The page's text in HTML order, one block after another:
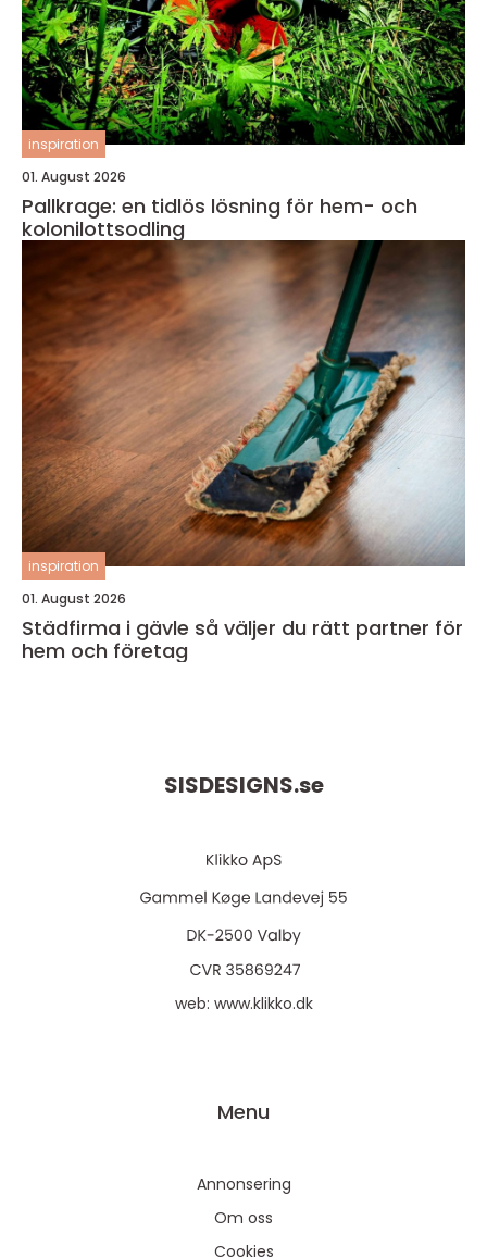
inspiration
01. August 2026
Pallkrage: en tidlös lösning för hem- och
kolonilottsodling
inspiration
01. August 2026
Städfirma i gävle så väljer du rätt partner för
hem och företag
SISDESIGNS.se
web: www.klikko.dk
Menu
Annonsering
Om oss
Cookies